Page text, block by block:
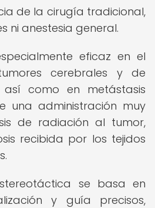
de la cirugía tradicional,
ni anestesia general.
eficaz en el
cerebrales y de
como en metástasis
una administración muy
de radiación al tumor,
recibida por los tejidos
se basa en
y guía precisos,